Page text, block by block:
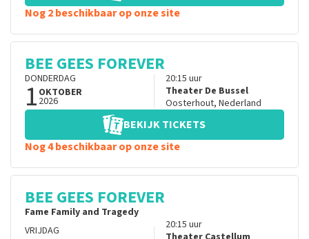
Nog 2 beschikbaar op onze site
BEE GEES FOREVER
DONDERDAG
1 OKTOBER
2026
20:15 uur
Theater De Bussel
Oosterhout, Nederland
BEKIJK TICKETS
Nog 4 beschikbaar op onze site
BEE GEES FOREVER
Fame Family and Tragedy
VRIJDAG
20:15 uur